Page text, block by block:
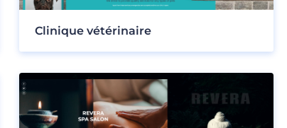
Clinique vétérinaire